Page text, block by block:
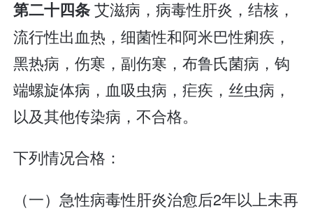
第二十四条艾滋病，病毒性肝炎，结核，
流行性出血热，细菌性和阿米巴性痢疾，
黑热病，伤寒，副伤寒，布鲁氏菌病，钩
端螺旋体病，血吸虫病，疟疾，丝虫病，
以及其他传染病，不合格。
下列情况合格：
（一）急性病毒性肝炎治愈后2年以上未再